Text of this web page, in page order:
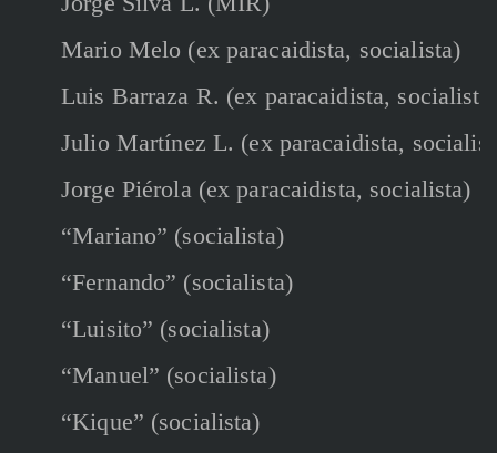
Mario Melo (ex paracaidista, socialista)
Luis Barraza R. (ex paracaidista,
Julio Martínez L. (ex paracaidista,
Jorge Piérola (ex paracaidista, socialista)
“Mariano” (socialista)
“Fernando” (socialista)
“Luisito” (socialista)
“Manuel” (socialista)
“Kique” (socialista)